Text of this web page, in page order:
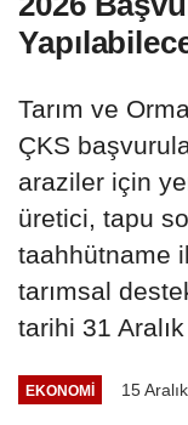
Tarım ve
ÇKS
araziler için
üretici, tapu
taahhütname
tarımsal
tarihi 31
EKONOMI 15